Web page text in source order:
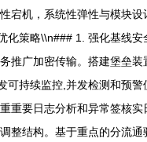
宕机，系统性弹性与模块设
化策略\\n### 1. 强化基线安
推广加密传输。搭建堡垒
可持续监控,并发检测和预
重要日志分析和异常签核
整结构。基于重点的分流